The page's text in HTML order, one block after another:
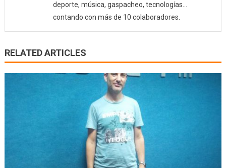
deporte, música, gaspacheo, tecnologías…
contando con más de 10 colaboradores.
RELATED ARTICLES